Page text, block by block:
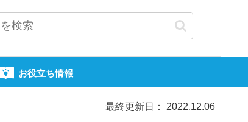
お役立ち情報
最終更新日： 2022.12.06